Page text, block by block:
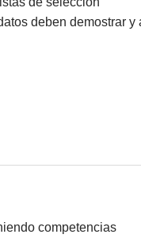
deben demostrar y
competencias